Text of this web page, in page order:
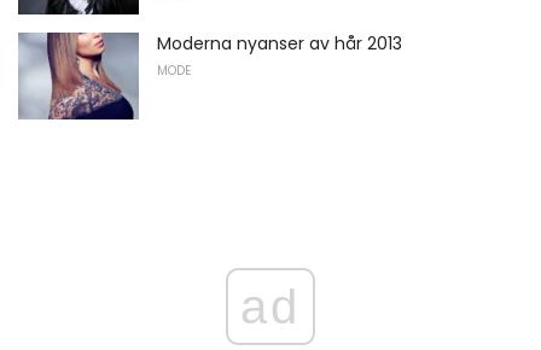
Moderna nyanser av hår 2013
MODE
ad